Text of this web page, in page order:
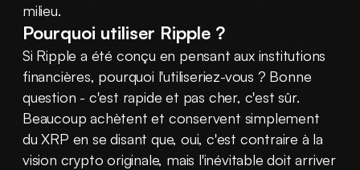
milieu.
Pourquoi utiliser Ripple ?
Si Ripple a été conçu en pensant aux institutions
financières, pourquoi l'utiliseriez-vous ? Bonne
question - c'est rapide et pas cher, c'est sûr.
Beaucoup achètent et conservent simplement
du XRP en se disant que, oui, c'est contraire à la
vision crypto originale, mais l'inévitable doit arriver